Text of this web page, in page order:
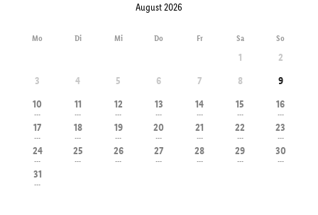
August 2026
Mo Di Mi Do Fr Sa So
1
2
3
4 5 6 7 8
9
10
---
11
---
12
---
13
---
14
---
15
---
16
---
17
---
18
---
19
---
20
---
21
---
22
---
23
---
24
---
25
---
26
---
27
---
28
---
29
---
30
---
31
---